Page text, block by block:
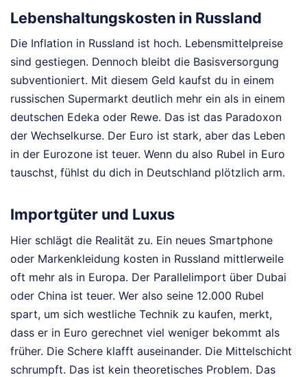
Lebenshaltungskosten in Russland
Die Inflation in Russland ist hoch. Lebensmittelpreise
sind gestiegen. Dennoch bleibt die Basisversorgung
subventioniert. Mit diesem Geld kaufst du in einem
russischen Supermarkt deutlich mehr ein als in einem
deutschen Edeka oder Rewe. Das ist das Paradoxon
der Wechselkurse. Der Euro ist stark, aber das Leben
in der Eurozone ist teuer. Wenn du also Rubel in Euro
tauschst, fühlst du dich in Deutschland plötzlich arm.
Importgüter und Luxus
Hier schlägt die Realität zu. Ein neues Smartphone
oder Markenkleidung kosten in Russland mittlerweile
oft mehr als in Europa. Der Parallelimport über Dubai
oder China ist teuer. Wer also seine 12.000 Rubel
spart, um sich westliche Technik zu kaufen, merkt,
dass er in Euro gerechnet viel weniger bekommt als
früher. Die Schere klafft auseinander. Die Mittelschicht
schrumpft. Das ist kein theoretisches Problem. Das